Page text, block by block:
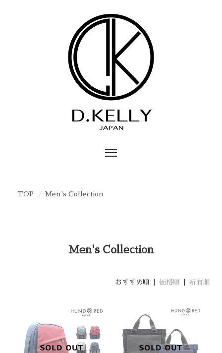
TOP Men's Collection
Men's Collection
おすすめ順 | 価格順 新着順